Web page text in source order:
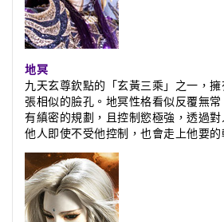
地冥
九天玄尊欽點的「玄黃三乘」之一，
張相似的臉孔。地冥性格看似反覆無
有縝密的規劃，且控制慾極強，透過
他人即使不受他控制，也會走上他要的